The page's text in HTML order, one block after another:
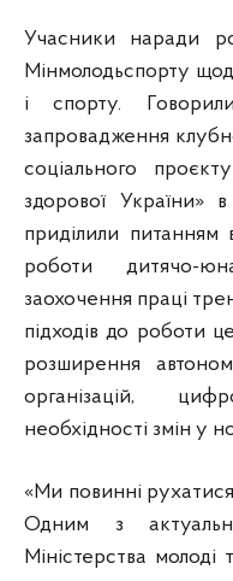
Учасники наради
Мінмолодьспорту
і спорту.
запровадження
соціального
здорової України»
приділили питанням
роботи дитячо-
заохочення праці
підходів до роботи
розширення
організацій,
необхідності змін у
«Ми повинні
Одним з
Міністерства